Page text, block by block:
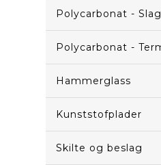
Polycarbonat -
Polycarbonat -
Hammerglass
Kunststofplader
Skilte og beslag